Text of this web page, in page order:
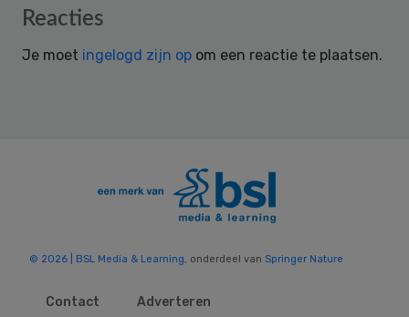
Reader
Reacties
Je moet ingelogd zijn op om een reactie te plaatsen.
© 2026 | BSL Media & Learning , onderdeel van Springer Nature
Contact Adverteren